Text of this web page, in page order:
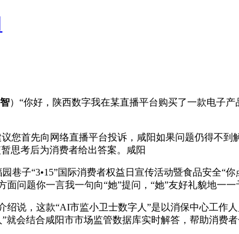
）“你好，陕西数字我在某直播平台购买了一款电子
您首先向网络直播平台投诉，咸阳如果问题仍得不到
思考后为消费者给出答案。咸阳
巷子“3•15”国际消费者权益日宣传活动暨食品安全
问题你一言我一句向“她”提问，“她”友好礼貌地一一
绍说，这款“AI市监小卫士数字人”是以消保中心工
会结合咸阳市市场监管数据库实时解答，帮助消费者